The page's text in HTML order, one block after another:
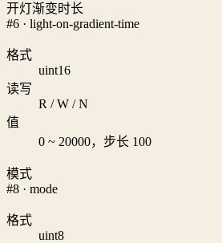
开灯渐变时长
#6 · light-on-gradient-time
格式
uint16
读写
R / W / N
值
0 ~ 20000，步长 100
模式
#8 · mode
格式
uint8